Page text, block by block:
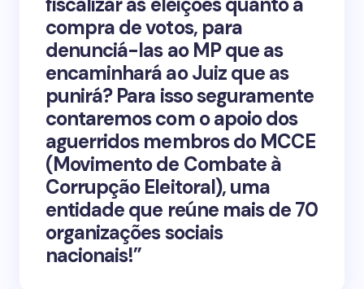
compra de votos, para
denunciá-las ao MP que as
encaminhará ao Juiz que as
punirá? Para isso seguramente
contaremos com o apoio dos
aguerridos membros do MCCE
(Movimento de Combate à
Corrupção Eleitoral), uma
entidade que reúne mais de 70
organizações sociais
nacionais!”